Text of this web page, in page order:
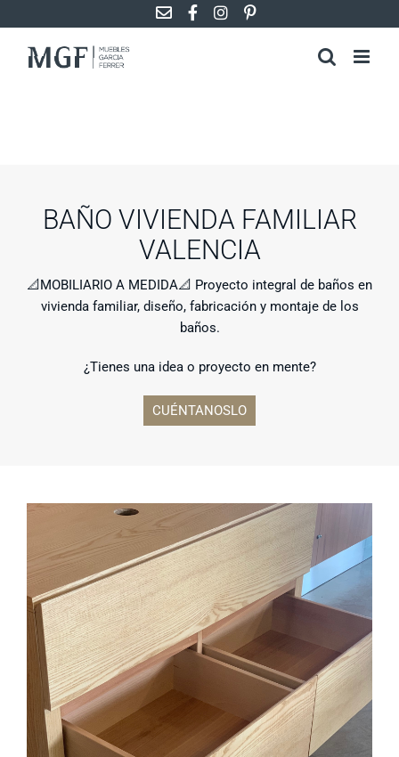
al
contenido
BAÑO VIVIENDA FAMILIAR
VALENCIA
📐MOBILIARIO A MEDIDA📐 Proyecto integral de baños en
vivienda familiar, diseño, fabricación y montaje de los
baños.
¿Tienes una idea o proyecto en mente?
CUÉNTANOSLO